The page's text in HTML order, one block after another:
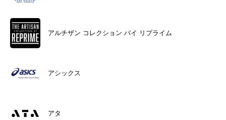
アルチザン コレクション バイ リプライム
アシックス
アタ